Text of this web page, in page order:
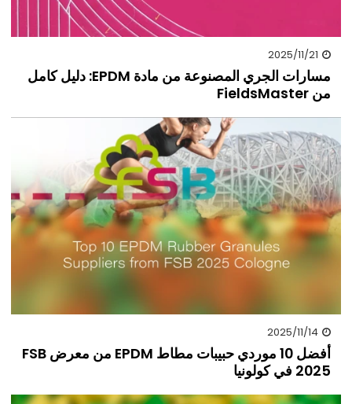
2025/11/21
مسارات الجري المصنوعة من مادة EPDM: دليل كامل
من FieldsMaster
2025/11/14
أفضل 10 موردي حبيبات مطاط EPDM من معرض FSB
2025 في كولونيا